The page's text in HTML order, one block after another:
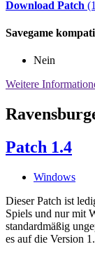
Download Patch
Savegame
Nein
Weitere
Patch 1.4
Windows
Dieser Patch ist
Spiels und nur mit
standardmäßig
es auf die Version